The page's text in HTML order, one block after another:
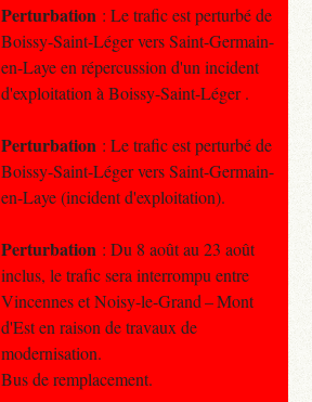
Perturbation : Le trafic est perturbé de
Boissy-Saint-Léger vers Saint-Germain-
en-Laye en répercussion d'un incident
d'exploitation à Boissy-Saint-Léger .
Perturbation : Le trafic est perturbé de
Boissy-Saint-Léger vers Saint-Germain-
en-Laye (incident d'exploitation).
Perturbation : Du 8 août au 23 août
inclus, le trafic sera interrompu entre
Vincennes et Noisy-le-Grand – Mont
d'Est en raison de travaux de
modernisation.
Bus de remplacement.